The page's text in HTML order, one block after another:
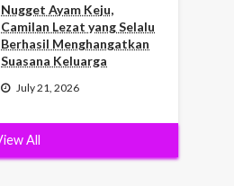
Nugget Ayam Keju,
Camilan Lezat yang Selalu
Berhasil Menghangatkan
Suasana Keluarga
July 21, 2026
All